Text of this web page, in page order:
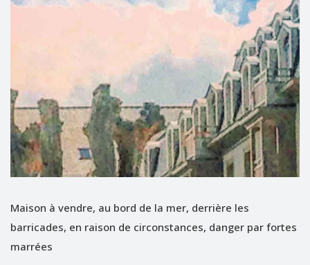
Maison à vendre, au bord de la mer, derrière les
barricades, en raison de circonstances, danger par fortes
marrées